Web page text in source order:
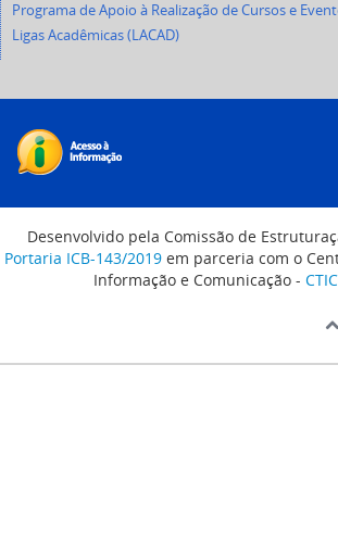
Programa de Apoio à Realização de Cursos e
Ligas Acadêmicas (LACAD)
Desenvolvido pela Comissão de
Portaria ICB-143/2019em parceria com o
Informação e Comunicação - CTIC